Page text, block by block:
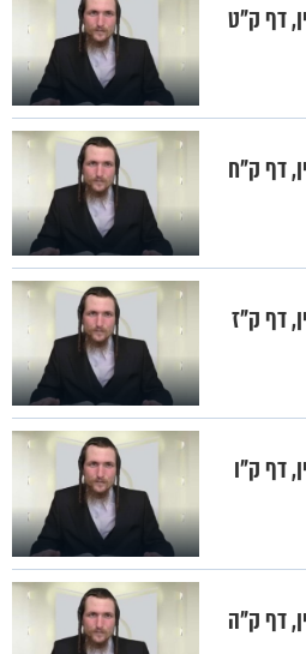
דף ק"ט
דף ק"ח
דף ק"ז
דף ק"ו
דף ק"ה